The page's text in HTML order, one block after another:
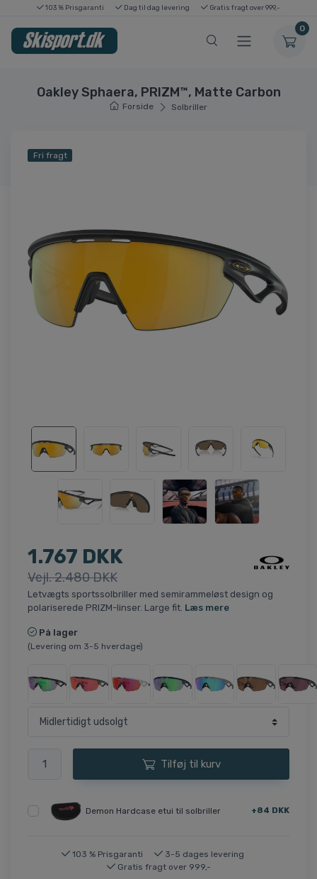
103 % Prisgaranti Dag til dag levering Gratis fragt over 999,-
0
Oakley Sphaera, PRIZM™, Matte Carbon
Forside Solbriller
Fri fragt
1.767 DKK
Vejl. 2.480 DKK
Letvægts sportssolbriller med semirammeløst design og
polariserede PRIZM-linser. Large fit. Læs mere
På lager
(Levering om 3-5 hverdage)
Tilføj til kurv
Demon Hardcase etui til solbriller +84 DKK
103 % Prisgaranti
3-5 dages levering
Gratis fragt over 999,-